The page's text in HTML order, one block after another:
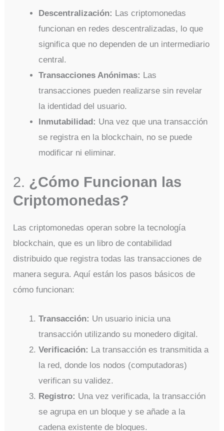
Descentralización: Las criptomonedas
funcionan en redes descentralizadas, lo que
significa que no dependen de un intermediario
central.
Transacciones Anónimas: Las
transacciones pueden realizarse sin revelar
la identidad del usuario.
Inmutabilidad: Una vez que una transacción
se registra en la blockchain, no se puede
modificar ni eliminar.
2. ¿Cómo Funcionan las
Criptomonedas?
Las criptomonedas operan sobre la tecnología
blockchain, que es un libro de contabilidad
distribuido que registra todas las transacciones de
manera segura. Aquí están los pasos básicos de
cómo funcionan:
Transacción: Un usuario inicia una
transacción utilizando su monedero digital.
Verificación: La transacción es transmitida a
la red, donde los nodos (computadoras)
verifican su validez.
Registro: Una vez verificada, la transacción
se agrupa en un bloque y se añade a la
cadena existente de bloques.